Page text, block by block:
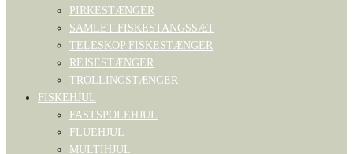
PIRKESTÆNGER
SAMLET FISKESTANGSSÆT
TELESKOP FISKESTÆNGER
REJSESTÆNGER
TROLLINGSTÆNGER
FISKEHJUL
FASTSPOLEHJUL
FLUEHJUL
MULTIHJUL